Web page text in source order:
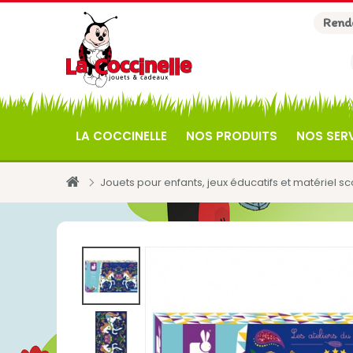
LA COCCINELLE NOS PRODUITS NOS
Jouets pour enfants, jeux éducatifs et matériel